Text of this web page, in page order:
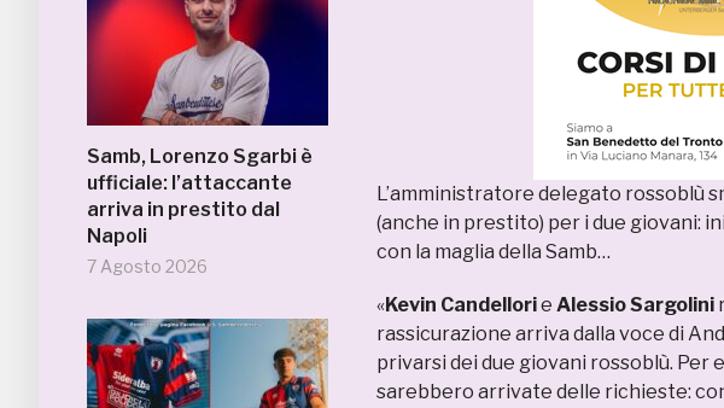
Samb, Lorenzo Sgarbi è
ufficiale: l’attaccante
arriva in prestito dal
Napoli
7 Agosto 2026
L’amministratore delegato rossoblù
(anche in prestito) per i due giovani:
con la maglia della Samb…
«Kevin Candellorie Alessio Sargolini
rassicurazione arriva dalla voce di
privarsi dei due giovani rossoblù. Per
sarebbero arrivate delle richieste: